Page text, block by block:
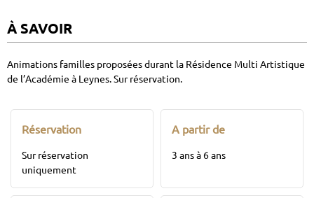
À SAVOIR
Animations familles proposées durant la Résidence Multi Artistique
de l’Académie à Leynes. Sur réservation.
Réservation
Sur réservation
uniquement
A partir de
3 ans à 6 ans